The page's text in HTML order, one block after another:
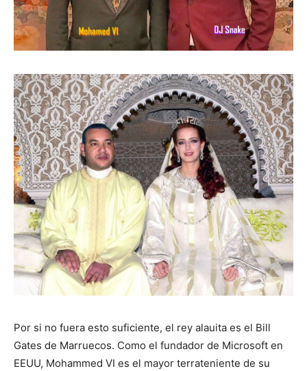
Por si no fuera esto suficiente, el rey alauita es el Bill
Gates de Marruecos. Como el fundador de Microsoft en
EEUU, Mohammed VI es el mayor terrateniente de su